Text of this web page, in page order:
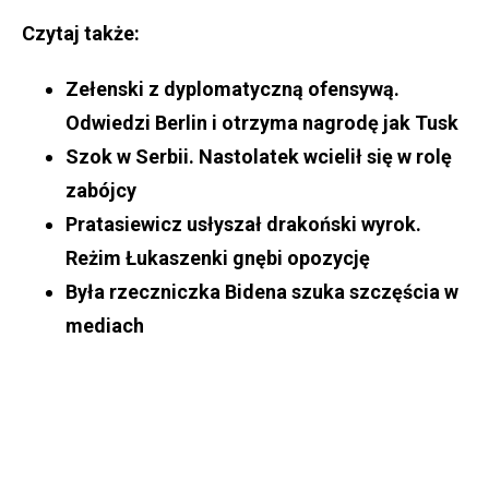
Czytaj także:
Zełenski z dyplomatyczną ofensywą.
Odwiedzi Berlin i otrzyma nagrodę jak Tusk
Szok w Serbii. Nastolatek wcielił się w rolę
zabójcy
Pratasiewicz usłyszał drakoński wyrok.
Reżim Łukaszenki gnębi opozycję
Była rzeczniczka Bidena szuka szczęścia w
mediach